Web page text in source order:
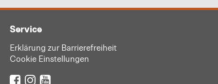
Service
Erklärung zur Barrierefreiheit
Cookie Einstellungen